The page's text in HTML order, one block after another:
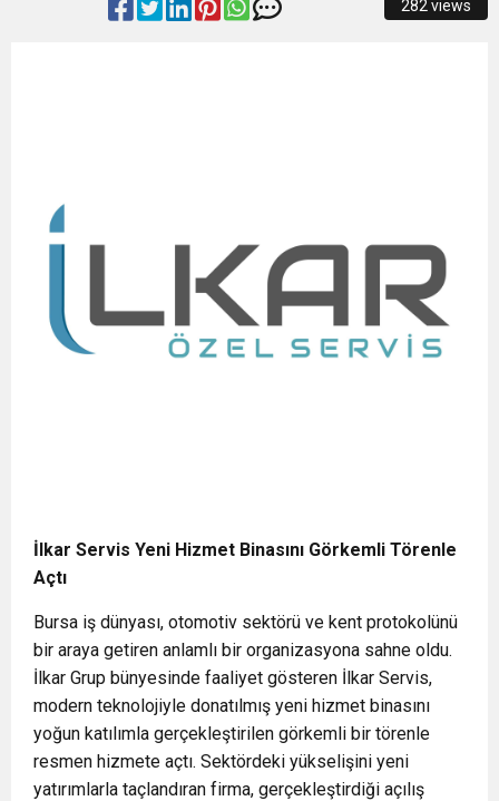
282 views
İlkar Servis Yeni Hizmet Binasını Görkemli Törenle
Açtı
Bursa iş dünyası, otomotiv sektörü ve kent protokolünü
bir araya getiren anlamlı bir organizasyona sahne oldu.
İlkar Grup bünyesinde faaliyet gösteren İlkar Servis,
modern teknolojiyle donatılmış yeni hizmet binasını
yoğun katılımla gerçekleştirilen görkemli bir törenle
resmen hizmete açtı. Sektördeki yükselişini yeni
yatırımlarla taçlandıran firma, gerçekleştirdiği açılış